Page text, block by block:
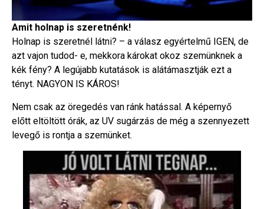
Amit holnap is szeretnénk!
Holnap is szeretnél látni? – a válasz egyértelmű IGEN, de
azt vajon tudod- e, mekkora károkat okoz szemünknek a
kék fény? A legújabb kutatások is alátámasztják ezt a
tényt. NAGYON IS KÁROS!
Nem csak az öregedés van ránk hatással. A képernyő
előtt eltöltött órák, az UV sugárzás de még a szennyezett
levegő is rontja a szemünket.